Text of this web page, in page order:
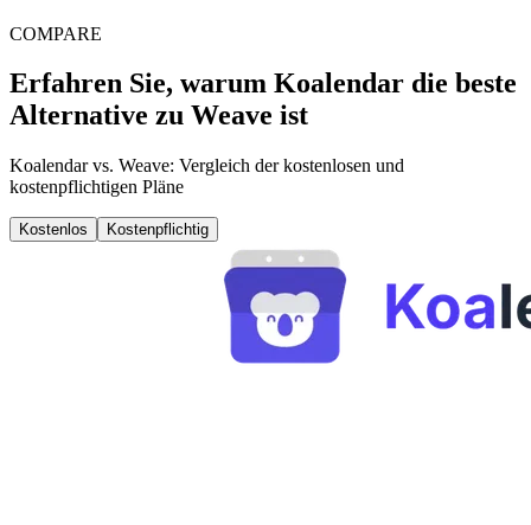
COMPARE
Erfahren Sie, warum Koalendar die beste
Alternative zu Weave ist
Koalendar vs. Weave: Vergleich der kostenlosen und
kostenpflichtigen Pläne
Kostenlos Kostenpflichtig